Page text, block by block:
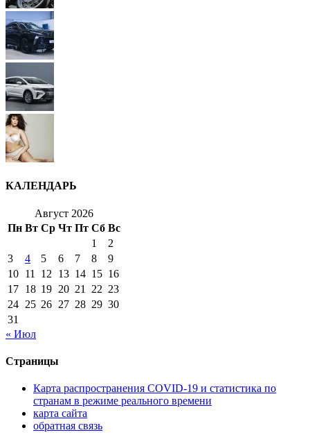
КАЛЕНДАРЬ
Август 2026
Пн Вт Ср Чт Пт Сб Вс
1
2
3
4 5 6 7 8
9
10 11 12 13 14 15 16
17 18 19 20 21 22 23
24 25 26 27 28 29 30
31
« Июл
Страницы
Карта распространения COVID-19 и статистика по
странам в режиме реального времени
карта сайта
обратная связь